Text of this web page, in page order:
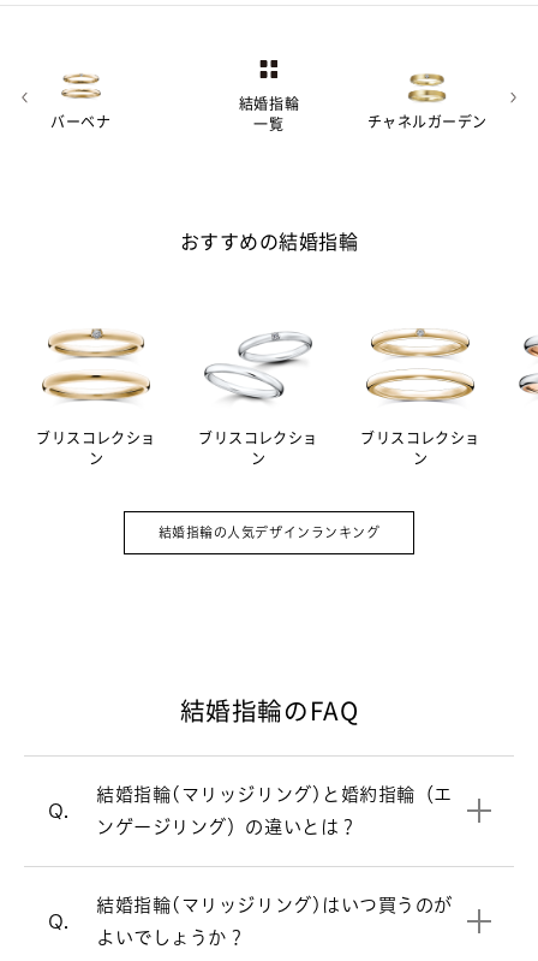
結婚指輪
一覧
バーベナ チャネルガーデン
おすすめの結婚指輪
ブリスコレクショ
ン
ブリスコレクショ
ン
ブリスコレクショ
ン
結婚指輪の人気デザインランキング
結婚指輪のFAQ
Q.
結婚指輪(マリッジリング)と婚約指輪（エ
ンゲージリング）の違いとは？
証として贈る記念品。その意味を強める
ため、ダイヤモンドをあしらったデザイ
婚約指輪（エンゲージリング） 一覧はこちら
Q.
結婚指輪(マリッジリング)はいつ買うのが
よいでしょうか？
結婚式直前は忙しくなるため、結婚指輪
月ほど前にスタートするのがおすすめで
場合はご入籍の3ヶ月前にはご準備され
ると安心です。
結婚指輪を買うタイミングについて
A.
って価格が変わります。ご要望に合わせ
てご提案させていただきます。
ヤモンドではダイヤモンドをあしらった